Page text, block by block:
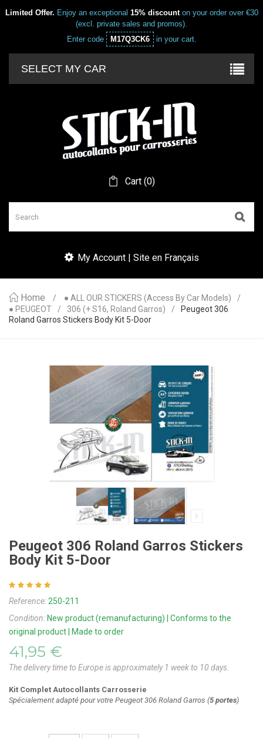
Limited Offer. Enjoy an exceptional 15% discounton your order over €30
(excl. private sales and promos).
Enter code
M17Q3CK6 in your cart.
SELECT MY CAR
Cart (0)
My Account | Site en Français
Home
● ALL OUR STICKERS (access By Car Models)
● PEUGEOT
306 (+ S16, Roland Garros)
Peugeot 306
Roland Garros Stickers Body Kit 5-Door
Peugeot 306 Roland Garros Stickers
Body Kit 5-Door
Reference: 250-211
Condition: New product (remanufacturing) | Conforms to the
original product | Made to order
41,95 €
The delivery time to Europe is approximately 1 week to 10 days.
Kit Complet Autocollants Carrosserie
Spécialement adapté pour votre Peugeot 306 Roland Garros (5 portes)